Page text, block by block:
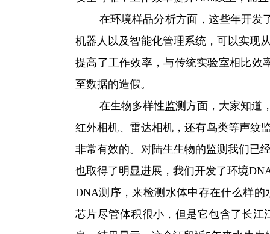
在环境样品分析方面，这些年开发了
机器人以及智能化管理系统，可以实现
提高了工作效率，与传统实验室相比效
至数据的造假。
在生物多样性监测方面，大家知道，
红外相机、雷达相机，还有鸟类等声纹
非常有效的。对陆生生物的监测我们已
也取得了明显进展，我们开发了环境
DNA测序，来检测水体中存在什么样
芯片尽管体积很小，但是它包含了长